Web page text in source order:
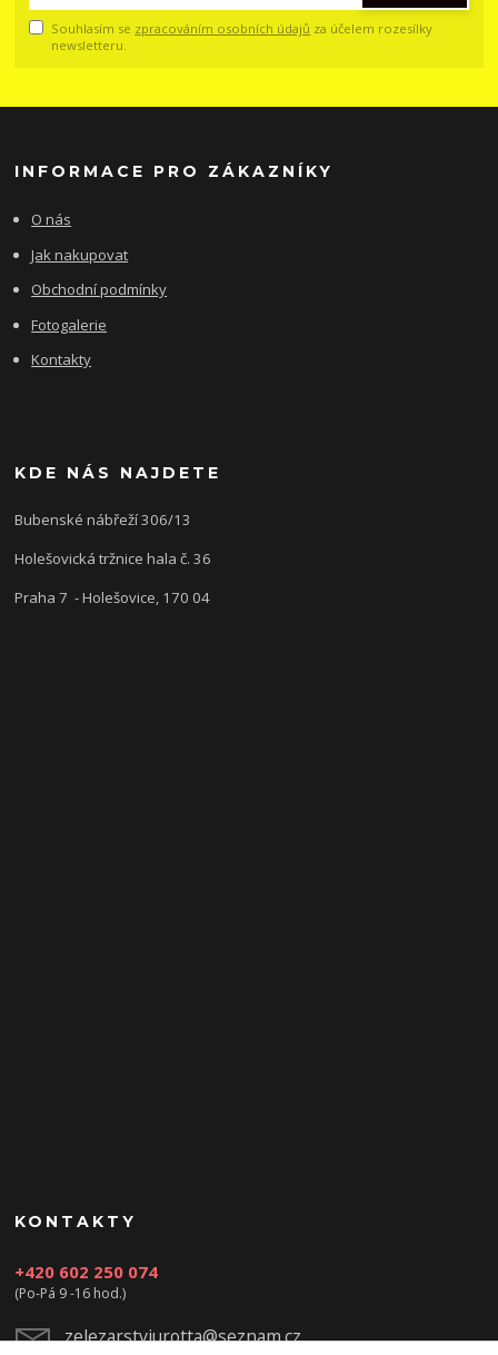
Souhlasím se zpracováním osobních údajů za účelem rozesílky
newsletteru.
INFORMACE PRO ZÁKAZNÍKY
O nás
Jak nakupovat
Obchodní podmínky
Fotogalerie
Kontakty
KDE NÁS NAJDETE
Bubenské nábřeží 306/13
Holešovická tržnice hala č. 36
Praha 7 - Holešovice, 170 04
KONTAKTY
+420 602 250 074
(Po-Pá 9 -16 hod.)
zelezarstviurotta@seznam.cz